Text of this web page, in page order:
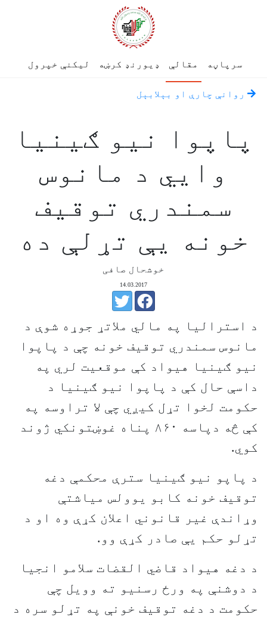
سرپاڼه مقالې ډیورنډ کرښه لیکنې خپرول
روانې چارې او بېلابېل
پاپوا نیو ګینیا
وایي د مانوس
سمندري توقیف
خونه یې تړلې ده
خوشحال صافی
14.03.2017
د استرالیا په مالي ملاتړ جوړه شوې د
مانوس سمندري توقیف خونه چې د پاپوا
نیو ګینیا هیواد کې موقعیت لري په
داسې حال کې د پاپوا نیو ګینیا د
حکومت لخوا تړل کیږي چې لا تراوسه په
کې څه دپاسه ۸۶۰ پناه غوښتونکي ژوند
کوي.
د پاپو نیو ګینیا سترې محکمې دغه
توقیف خونه کابو یوولس میاشتې
وړاندې غیر قانوني اعلان کړې وه او د
تړلو حکم یې صادر کړې وو.
د دغه هیواد قاضي القضات سلامو انجیا
د دوشنې په ورځ رسنیو ته وویل چې
حکومت د دغه توقیف خونې په تړلو سره د